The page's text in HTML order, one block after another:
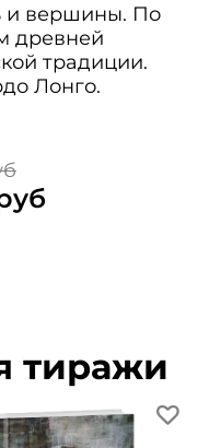
и вершины. По
древней
традиции.
Лонго.
тиражи